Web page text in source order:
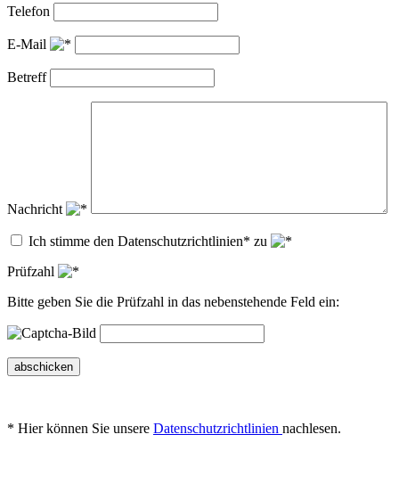
Telefon
E-Mail
Betreff
Nachricht
Ich stimme den Datenschutzrichtlinien* zu
Prüfzahl
Bitte geben Sie die Prüfzahl in das nebenstehende Feld ein:
abschicken
* Hier können Sie unsere Datenschutzrichtlinien nachlesen.